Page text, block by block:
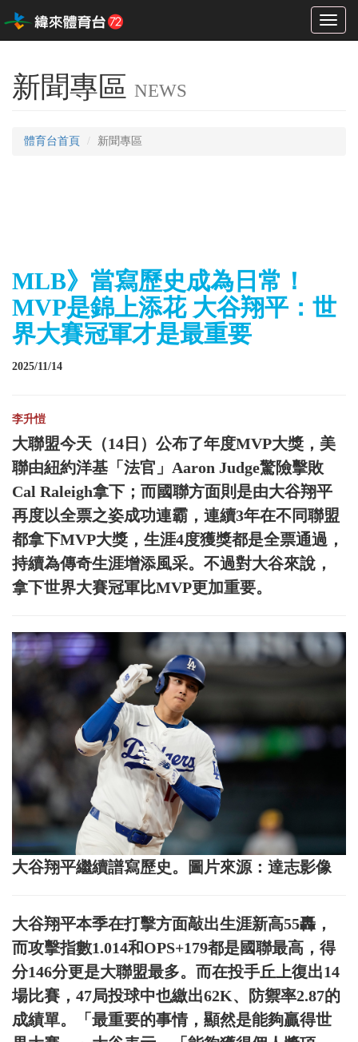
Toggle
新聞專區 NEWS
體育台首頁 新聞專區
MLB》當寫歷史成為日常！
MVP是錦上添花 大谷翔平：世
界大賽冠軍才是最重要
2025/11/14
李升愷
大聯盟今天（14日）公布了年度MVP大獎，美
聯由紐約洋基「法官」Aaron Judge驚險擊敗
Cal Raleigh拿下；而國聯方面則是由大谷翔平
再度以全票之姿成功連霸，連續3年在不同聯盟
都拿下MVP大獎，生涯4度獲獎都是全票通過，
持續為傳奇生涯增添風采。不過對大谷來說，
拿下世界大賽冠軍比MVP更加重要。
大谷翔平繼續譜寫歷史。圖片來源：達志影像
大谷翔平本季在打擊方面敲出生涯新高55轟，
而攻擊指數1.014和OPS+179都是國聯最高，得
分146分更是大聯盟最多。而在投手丘上復出14
場比賽，47局投球中也繳出62K、防禦率2.87的
成績單。「最重要的事情，顯然是能夠贏得世